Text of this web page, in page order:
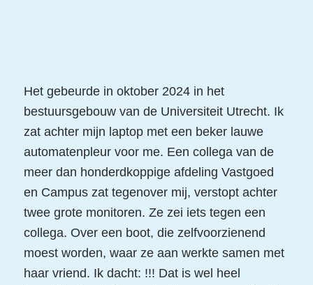
Het gebeurde in oktober 2024 in het
bestuursgebouw van de Universiteit Utrecht. Ik
zat achter mijn laptop met een beker lauwe
automatenpleur voor me. Een collega van de
meer dan honderdkoppige afdeling Vastgoed
en Campus zat tegenover mij, verstopt achter
twee grote monitoren. Ze zei iets tegen een
collega. Over een boot, die zelfvoorzienend
moest worden, waar ze aan werkte samen met
haar vriend. Ik dacht: !!! Dat is wel heel